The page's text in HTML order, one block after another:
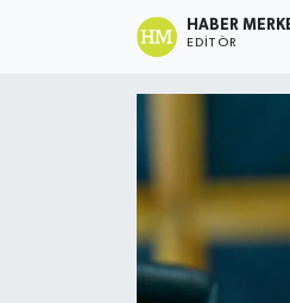
HABER
EDITÖR
Ekonomi
Magazin
Özel Haber
Tüm Manşetler